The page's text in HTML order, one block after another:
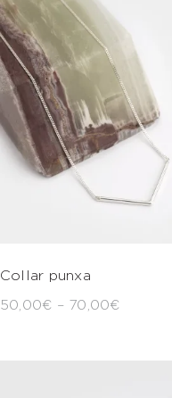
Collar punxa
50,00€ – 70,00€